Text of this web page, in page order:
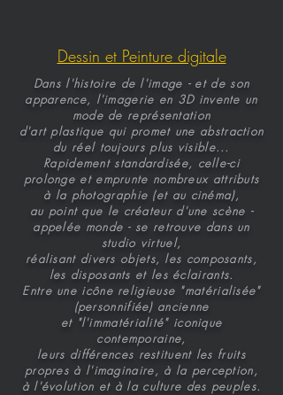
Dessin et Peinture digitale
Dans l'histoire de l'image - et de son
apparence, l'imagerie en 3D invente un
mode de représentation
d'art plastique qui promet une abstraction
du réel toujours plus visible...
Rapidement standardisée, celle-ci
prolonge et emprunte nombreux attributs
à la photographie (et au cinéma),
au point que le créateur d'une scène -
appelée monde -se retrouve dans un
studio virtuel,
réalisant divers objets, les composants,
les disposants et les éclairants.
Entre une icône religieuse "matérialisée"
(personnifiée) ancienne
et "l'immatérialité" iconique
contemporaine,
leurs différences restituent les fruits
propres à l'imaginaire, à la perception,
à l'évolution et à la culture des peuples.